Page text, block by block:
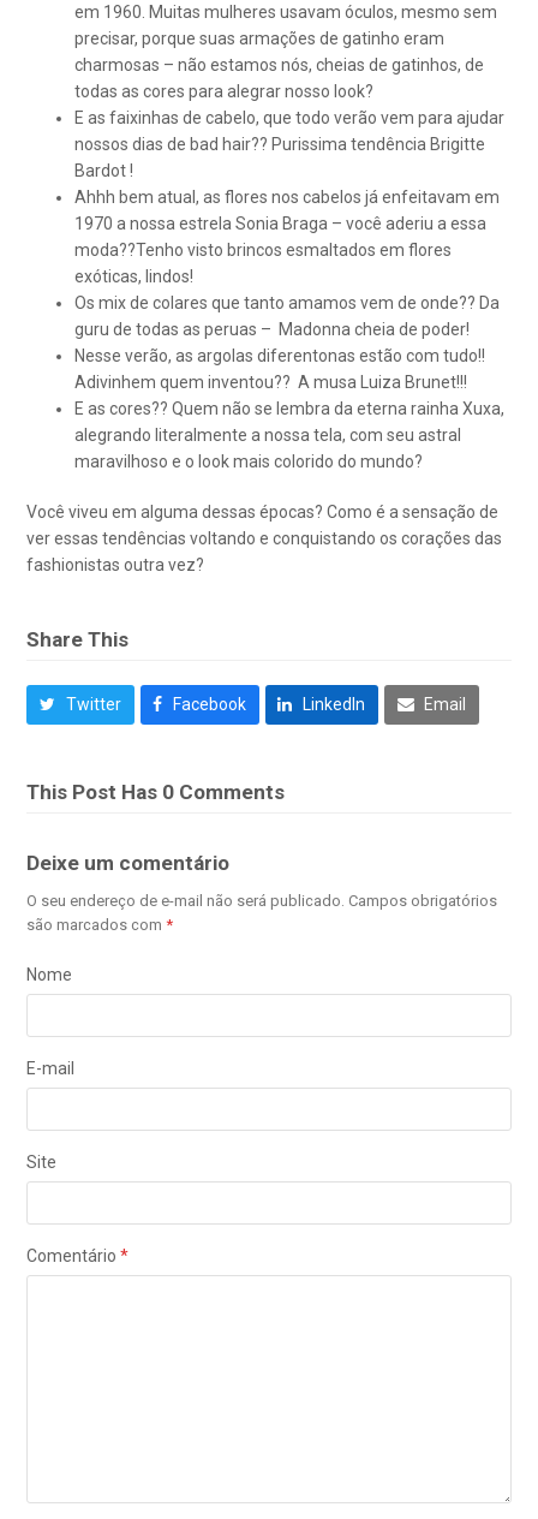
em 1960. Muitas mulheres usavam óculos, mesmo sem
precisar, porque suas armações de gatinho eram
charmosas – não estamos nós, cheias de gatinhos, de
todas as cores para alegrar nosso look?
E as faixinhas de cabelo, que todo verão vem para ajudar
nossos dias de bad hair?? Purissima tendência Brigitte
Bardot !
Ahhh bem atual, as flores nos cabelos já enfeitavam em
1970 a nossa estrela Sonia Braga – você aderiu a essa
moda??Tenho visto brincos esmaltados em flores
exóticas, lindos!
Os mix de colares que tanto amamos vem de onde?? Da
guru de todas as peruas – Madonna cheia de poder!
Nesse verão, as argolas diferentonas estão com tudo!!
Adivinhem quem inventou?? A musa Luiza Brunet!!!
E as cores?? Quem não se lembra da eterna rainha Xuxa,
alegrando literalmente a nossa tela, com seu astral
maravilhoso e o look mais colorido do mundo?
Você viveu em alguma dessas épocas? Como é a sensação de
ver essas tendências voltando e conquistando os corações das
fashionistas outra vez?
Share This
Twitter Facebook LinkedIn Email
This Post Has 0 Comments
Deixe um comentário
O seu endereço de e-mail não será publicado. Campos obrigatórios
são marcados com*
Nome
E-mail
Site
Comentário*